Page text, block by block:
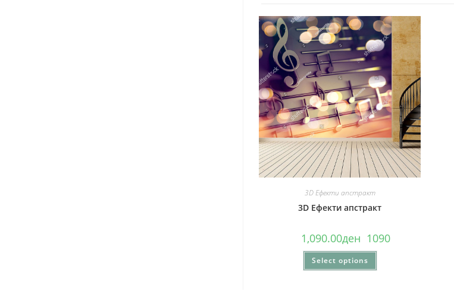
3D Ефекти апстракт
3D Ефекти апстракт
1,090.00ден 1090
Select options